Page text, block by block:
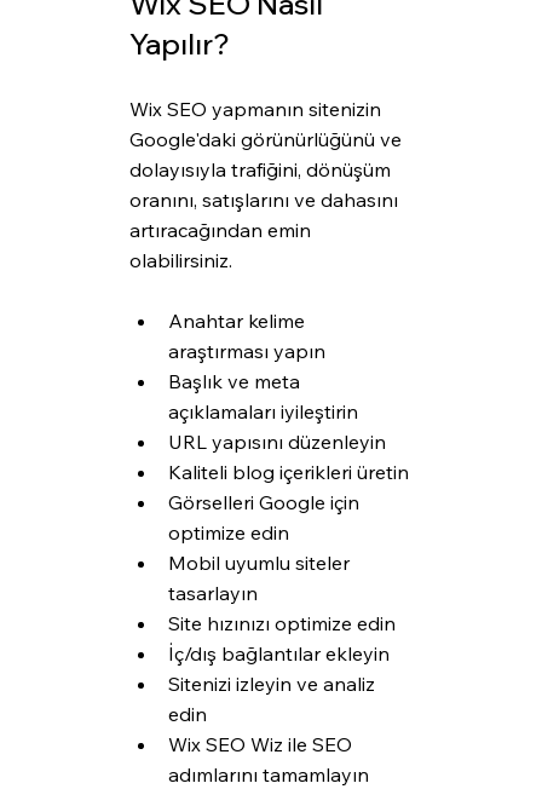
Yapılır?
Wix SEO yapmanın sitenizin
Google'daki görünürlüğünü ve
dolayısıyla trafiğini, dönüşüm
oranını, satışlarını ve dahasını
artıracağından emin
olabilirsiniz.
Anahtar kelime
araştırması yapın
Başlık ve meta
açıklamaları iyileştirin
URL yapısını düzenleyin
Kaliteli blog içerikleri üretin
Görselleri Google için
optimize edin
Mobil uyumlu siteler
tasarlayın
Site hızınızı optimize edin
İç/dış bağlantılar ekleyin
Sitenizi izleyin ve analiz
edin
Wix SEO Wiz ile SEO
adımlarını tamamlayın